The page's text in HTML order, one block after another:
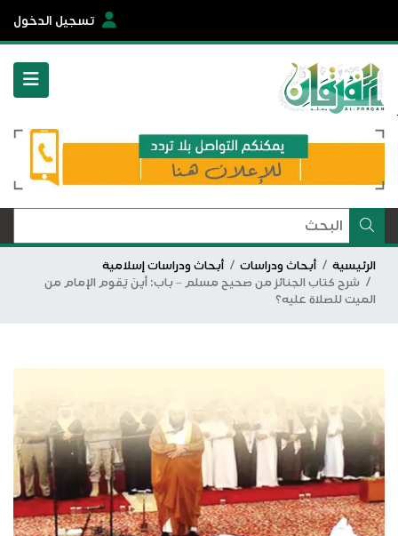
تسجيل الدخول
الرئيسية أبحاث ودراسات
أبحاث ودراسات إسلامية
شرح كتاب الجنائز من صحيح مسلم – باب: أينَ يَقوم الإمام من
الميت للصلاة عليه؟